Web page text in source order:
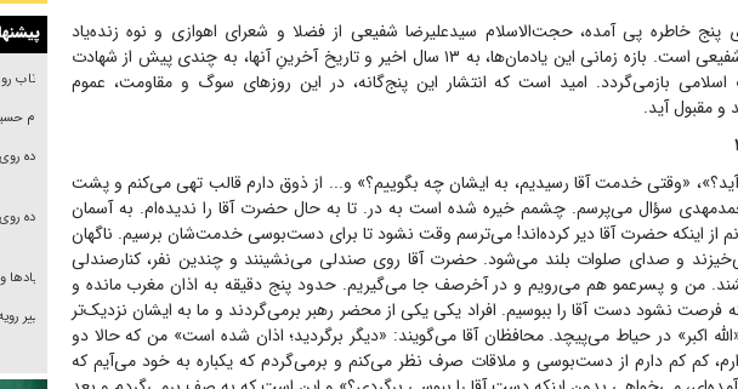
پنج خاطره پی آمده، حجت‌الاسلام سیدعلیرضا شفیعی از فضلا و شعرای اهوازی و نوه زنده‌یاد
آیت‌الله سیدعلی شفیعی است. بازه زمانی این یادمان‌ها، به ۱۳ سال اخیر و تاریخ آخرینِ آنها، به چندی پیش از شهادت
اسلامی بازمی‌گردد. امید است که انتشار این پنج‌گانه، در این روز‌های سوگ و مقاومت، عموم
و مقبول آید.
«وقتی خدمت آقا رسیدیم، به ایشان چه بگوییم؟» و... از ذوق دارم قالب تهی می‌کنم و پشت
سؤال می‌پرسم. چشمم خیره شده است به در. تا به حال حضرت آقا را ندیده‌ام. به آسمان
از اینکه حضرت آقا دیر کرده‌اند! می‌ترسم وقت نشود تا برای دست‌بوسی خدمت‌شان برسیم. ناگهان
و صدای صلوات بلند می‌شود. حضرت آقا روی صندلی می‌نشینند و چندین نفر، کنارصندلی
من و پسرعمو هم می‌رویم و در آخرصف جا می‌گیریم. حدود پنج دقیقه به اذان مغرب مانده و
فرصت نشود دست آقا را ببوسیم. افراد یکی یکی از محضر رهبر برمی‌گردند و ما به ایشان نزدیک‌تر
اکبر» در حیاط می‌پیچد. محافظان آقا می‌گویند: «دیگر برگردید؛ اذان شده است» من که حالا دو
دارم، کم کم دارم از دست‌بوسی و ملاقات صرف نظر می‌کنم و برمی‌گردم که یکباره به خود می‌آیم که
بازتاب
امام
پیاده
پیاده
تغییر
خرید